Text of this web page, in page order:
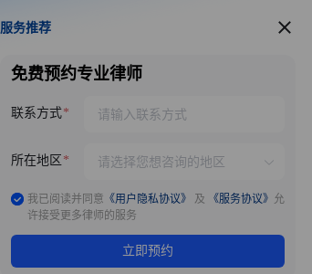
服务推荐
服务推荐
免费预约专业律师
联系方式
所在地区
我已阅读并同意 《用户隐私协议》 及 《服务协议》 允
许接受更多律师的服务
立即预约